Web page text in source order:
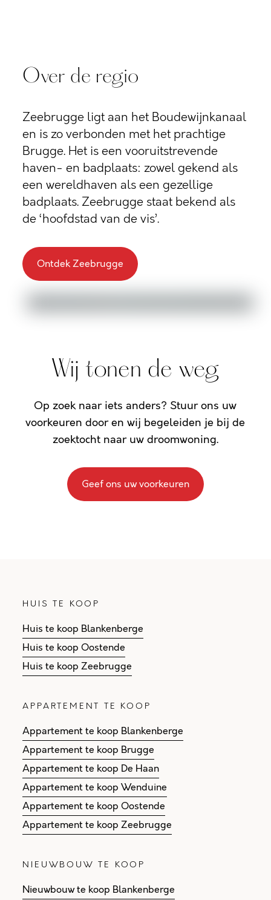
Over de regio
Zeebrugge ligt aan het Boudewijnkanaal
en is zo verbonden met het prachtige
Brugge. Het is een vooruitstrevende
haven- en badplaats: zowel gekend als
een wereldhaven als een gezellige
badplaats. Zeebrugge staat bekend als
de ‘hoofdstad van de vis’.
Ontdek Zeebrugge
Wij tonen de weg
Op zoek naar iets anders? Stuur ons uw
voorkeuren door en wij begeleiden je bij de
zoektocht naar uw droomwoning.
Geef ons uw voorkeuren
HUIS TE KOOP
Huis te koop Blankenberge
Huis te koop Oostende
Huis te koop Zeebrugge
APPARTEMENT TE KOOP
Appartement te koop Blankenberge
Appartement te koop Brugge
Appartement te koop De Haan
Appartement te koop Wenduine
Appartement te koop Oostende
Appartement te koop Zeebrugge
NIEUWBOUW TE KOOP
Nieuwbouw te koop Blankenberge